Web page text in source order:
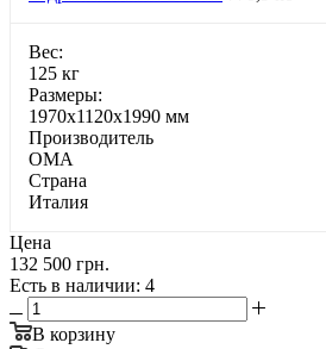
Bec:
125 кг
Paзмepы:
1970х1120х1990 мм
Производитель
OMA
Страна
Италия
Цена
132 500 грн.
Есть в наличии: 4
В корзину